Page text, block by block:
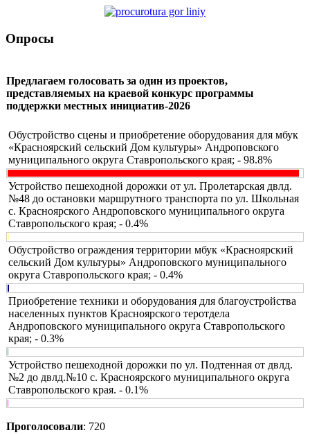
Опросы
Предлагаем голосовать за один из проектов,
представляемых на краевой конкурс программы
поддержки местных инициатив-2026
Обустройство сцены и приобретение оборудования для мбук
«Красноярский сельский Дом культуры» Андроповского
муниципального округа Ставропольского края; - 98.8%
Устройство пешеходной дорожки от ул. Пролетарская двлд.
№48 до остановки маршрутного транспорта по ул. Школьная
с. Красноярского Андроповского муниципального округа
Ставропольского края; - 0.4%
Обустройство ограждения территории мбук «Красноярский
сельский Дом культуры» Андроповского муниципального
округа Ставропольского края; - 0.4%
Приобретение техники и оборудования для благоустройства
населенных пунктов Красноярского теротдела
Андроповского муниципального округа Ставропольского
края; - 0.3%
Устройство пешеходной дорожки по ул. Подтенная от двлд.
№2 до двлд.№10 с. Красноярского муниципального округа
Ставропольского края. - 0.1%
Проголосовали: 720